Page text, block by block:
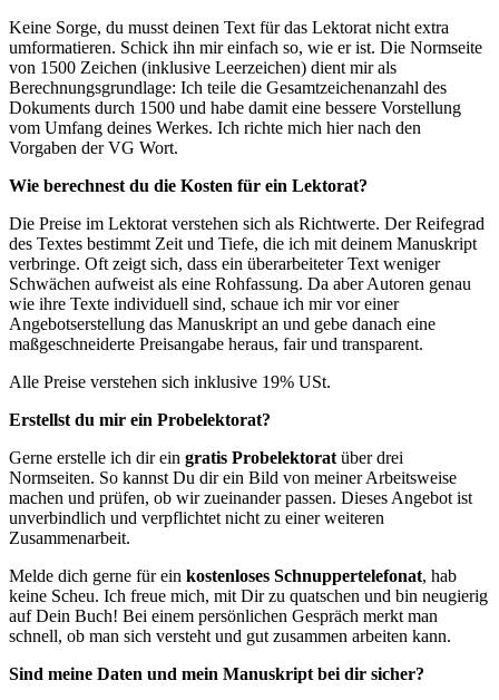
Keine Sorge, du musst deinen Text für das Lektorat nicht extra
umformatieren. Schick ihn mir einfach so, wie er ist. Die Normseite
von 1500 Zeichen (inklusive Leerzeichen) dient mir als
Berechnungsgrundlage: Ich teile die Gesamtzeichenanzahl des
Dokuments durch 1500 und habe damit eine bessere Vorstellung
vom Umfang deines Werkes. Ich richte mich hier nach den
Vorgaben der VG Wort.
Wie berechnest du die Kosten für ein Lektorat?
Die Preise im Lektorat verstehen sich als Richtwerte. Der Reifegrad
des Textes bestimmt Zeit und Tiefe, die ich mit deinem Manuskript
verbringe. Oft zeigt sich, dass ein überarbeiteter Text weniger
Schwächen aufweist als eine Rohfassung. Da aber Autoren genau
wie ihre Texte individuell sind, schaue ich mir vor einer
Angebotserstellung das Manuskript an und gebe danach eine
maßgeschneiderte Preisangabe heraus, fair und transparent.
Alle Preise verstehen sich inklusive 19% USt.
Erstellst du mir ein Probelektorat?
Gerne erstelle ich dir ein gratis Probelektorat über drei
Normseiten. So kannst Du dir ein Bild von meiner Arbeitsweise
machen und prüfen, ob wir zueinander passen. Dieses Angebot ist
unverbindlich und verpflichtet nicht zu einer weiteren
Zusammenarbeit.
Melde dich gerne für ein kostenloses Schnuppertelefonat, hab
keine Scheu. Ich freue mich, mit Dir zu quatschen und bin neugierig
auf Dein Buch! Bei einem persönlichen Gespräch merkt man
schnell, ob man sich versteht und gut zusammen arbeiten kann.
Sind meine Daten und mein Manuskript bei dir sicher?